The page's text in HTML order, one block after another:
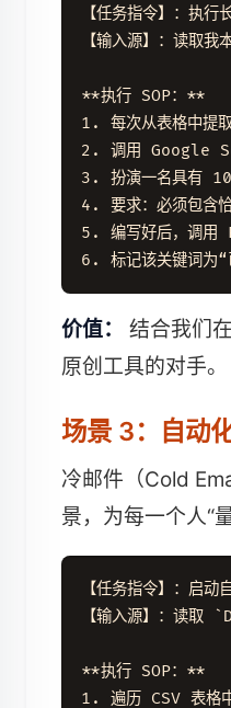
【任务指令】：执行
【输入源】：读取
**执行 SOP：**
1. 每次从表格中
2. 调用 Google
3. 扮演一名具有 10
4. 要求：必须包含
5. 编写好后，调用
价值： 结合我们在
原创工具的对手。
场景 3：自动
冷邮件（Cold
景，为每一个人“
【任务指令】：
【输入源】：读
**执行 SOP：**
1. 遍历 CSV 表格中